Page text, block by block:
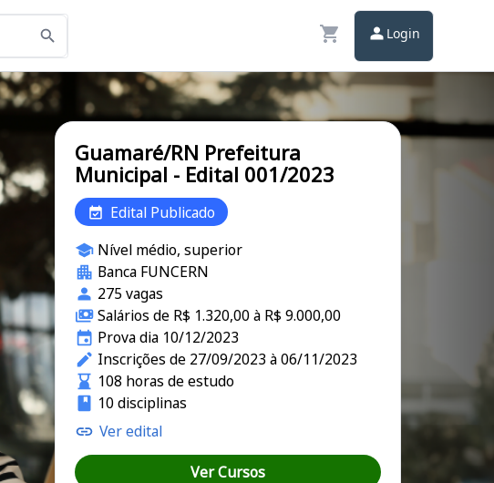
Login
Guamaré/RN Prefeitura
Municipal - Edital 001/2023
Edital Publicado
Nível médio, superior
Banca FUNCERN
275 vagas
Salários de R$ 1.320,00 à R$ 9.000,00
Prova dia 10/12/2023
Inscrições de 27/09/2023 à 06/11/2023
108 horas de estudo
10 disciplinas
Ver edital
Ver Cursos